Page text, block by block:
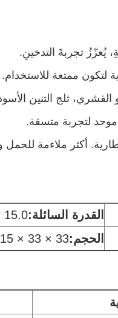
يُعزّزُ تجربةَ التدخينِ.
لتكون ممتعة للاستخدام.
القشري، ثلج التنين
موحد لتجربة متسقة.
أكثر ملاءمة
القدرة السائلة:15.0 مل
الحجم:33 × 33 × 115